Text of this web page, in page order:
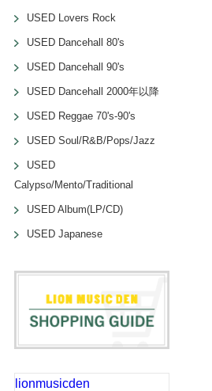
USED Lovers Rock
USED Dancehall 80's
USED Dancehall 90's
USED Dancehall 2000年以降
USED Reggae 70's-90's
USED Soul/R&B/Pops/Jazz
USED
Calypso/Mento/Traditional
USED Album(LP/CD)
USED Japanese
lionmusicden